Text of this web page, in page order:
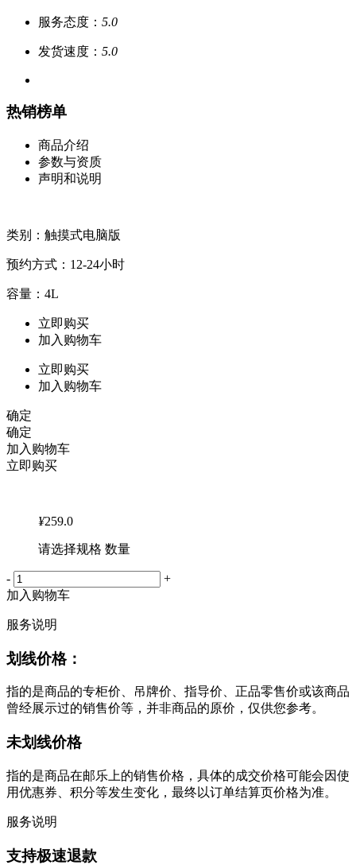
服务态度： 5.0
发货速度： 5.0
热销榜单
商品介绍
参数与资质
声明和说明
类别：触摸式电脑版
预约方式：12-24小时
容量：4L
立即购买
加入购物车
立即购买
加入购物车
确定
确定
加入购物车
立即购买
¥259.0
请选择规格 数量
-
+
加入购物车
服务说明
划线价格：
指的是商品的专柜价、吊牌价、指导价、正品零售价或该商品
曾经展示过的销售价等，并非商品的原价，仅供您参考。
未划线价格
指的是商品在邮乐上的销售价格，具体的成交价格可能会因使
用优惠券、积分等发生变化，最终以订单结算页价格为准。
服务说明
支持极速退款